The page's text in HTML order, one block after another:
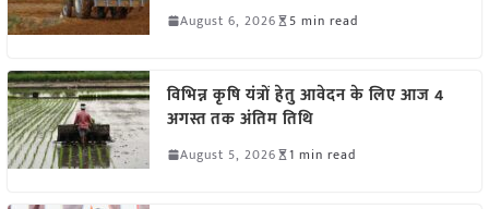
August 6, 2026 5 min read
विभिन्न कृषि यंत्रों हेतु आवेदन के लिए आज 4
अगस्त तक अंतिम तिथि
August 5, 2026 1 min read